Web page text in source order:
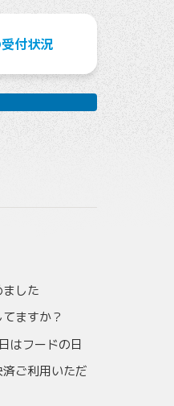
受付状況
した
ますか？
はフードの日
ご利用いただ